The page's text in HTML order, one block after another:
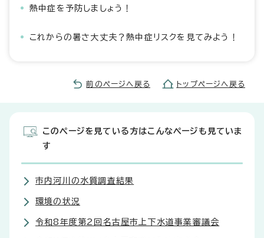
熱中症を予防しましょう！
これからの暑さ大丈夫？熱中症リスクを見てみよう！
前のページへ戻る トップページへ戻る
このページを見ている方はこんなページも見ていま
す
市内河川の水質調査結果
環境の状況
令和8年度第2回名古屋市上下水道事業審議会